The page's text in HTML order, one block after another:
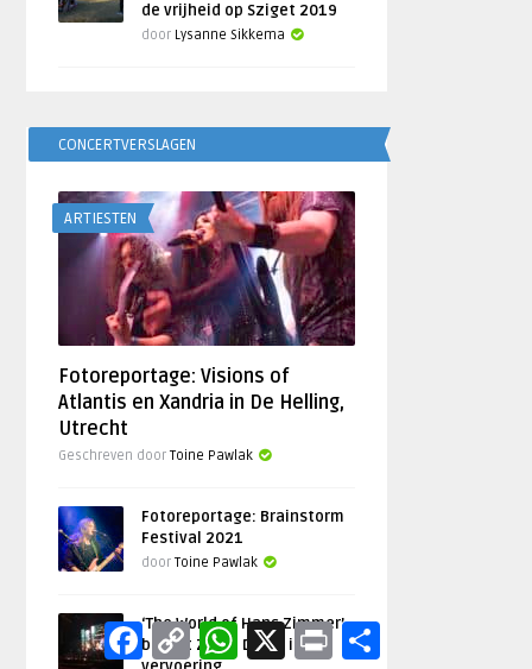
de vrijheid op Sziget 2019
door Lysanne Sikkema
CONCERTVERSLAGEN
ARTIESTEN
Fotoreportage: Visions of
Atlantis en Xandria in De Helling,
Utrecht
Geschreven doorToine Pawlak
Fotoreportage: Brainstorm
Festival 2021
doorToine Pawlak
‘The World of Hans Zimmer’
brengt Ziggo Dome in
Facebook
Copy
Link
WhatsApp
X Print